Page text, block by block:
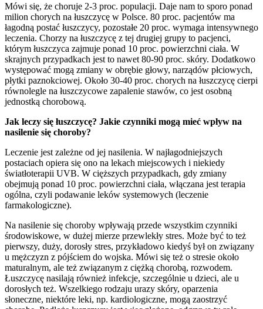
Mówi się, że choruje 2-3 proc. populacji. Daje nam to sporo ponad
milion chorych na łuszczycę w Polsce. 80 proc. pacjentów ma
łagodną postać łuszczycy, pozostałe 20 proc. wymaga intensywnego
leczenia. Chorzy na łuszczycę z tej drugiej grupy to pacjenci,
którym łuszczyca zajmuje ponad 10 proc. powierzchni ciała. W
skrajnych przypadkach jest to nawet 80-90 proc. skóry. Dodatkowo
występować mogą zmiany w obrębie głowy, narządów płciowych,
płytki paznokciowej. Około 30-40 proc. chorych na łuszczycę cierpi
równolegle na łuszczycowe zapalenie stawów, co jest osobną
jednostką chorobową.
Jak leczy się łuszczycę? Jakie czynniki mogą mieć wpływ na
nasilenie się choroby?
Leczenie jest zależne od jej nasilenia. W najłagodniejszych
postaciach opiera się ono na lekach miejscowych i niekiedy
światłoterapii UVB. W cięższych przypadkach, gdy zmiany
obejmują ponad 10 proc. powierzchni ciała, włączana jest terapia
ogólna, czyli podawanie leków systemowych (leczenie
farmakologiczne).
Na nasilenie się choroby wpływają przede wszystkim czynniki
środowiskowe, w dużej mierze przewlekły stres. Może być to też
pierwszy, duży, dorosły stres, przykładowo kiedyś był on związany
u mężczyzn z pójściem do wojska. Mówi się też o stresie około
maturalnym, ale też związanym z ciężką chorobą, rozwodem.
Łuszczycę nasilają również infekcje, szczególnie u dzieci, ale u
dorosłych też. Wszelkiego rodzaju urazy skóry, oparzenia
słoneczne, niektóre leki, np. kardiologiczne, mogą zaostrzyć